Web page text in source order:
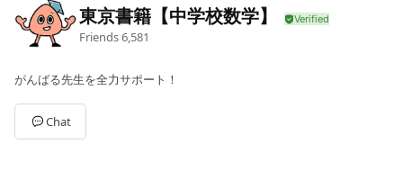
東京書籍【中学校数学】
Friends6,581
がんばる先生を全力サポート！
Chat